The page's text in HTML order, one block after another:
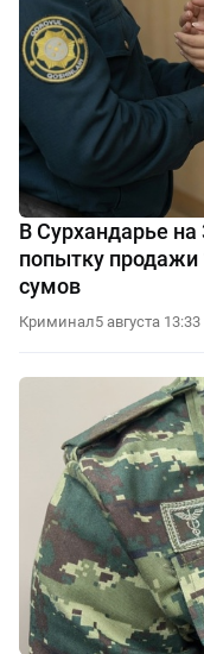
В Сурхандарье
попытку продажи
сумов
Криминал5 августа 13:33